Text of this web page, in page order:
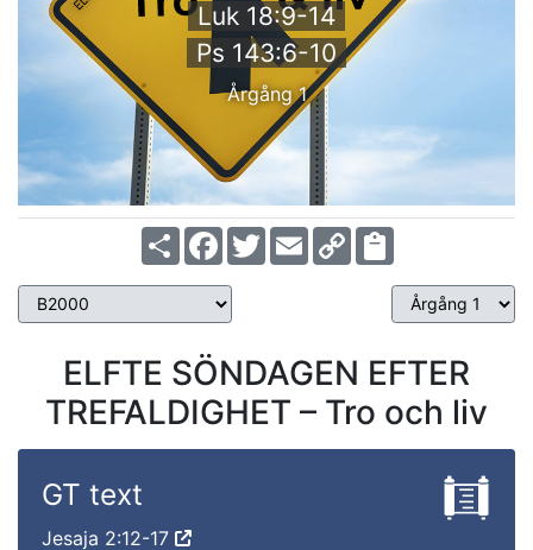
Luk 18:9-14
Ps 143:6-10
Årgång 1
ShareFacebook
TwitterEmailCopy
Link
ELFTE SÖNDAGEN EFTER
TREFALDIGHET – Tro och liv
GT text
Jesaja 2:12-17